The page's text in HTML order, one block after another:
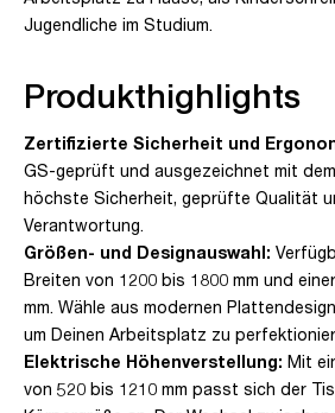
Jugendliche im Studium.
Produkthighlights
Zertifizierte Sicherheit und
GS-geprüft und ausgezeichnet mit
höchste Sicherheit, geprüfte Qualität
Verantwortung.
Größen- und Designauswahl:
Breiten von 1200 bis 1800 mm und
mm. Wähle aus modernen
um Deinen Arbeitsplatz zu
Elektrische Höhenverstellung: Mit
von 520 bis 1210 mm passt sich der